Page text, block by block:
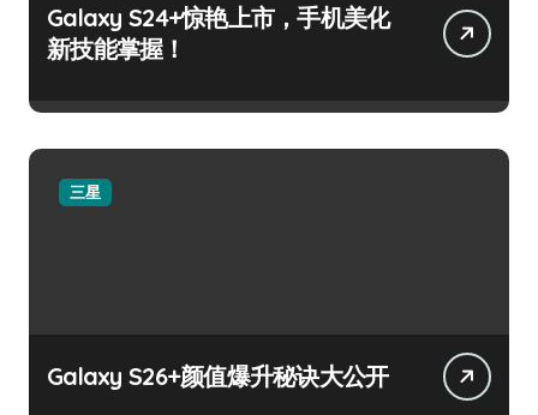
Galaxy S24+惊艳上市，手机美化
新技能掌握！
三星
Galaxy S26+颜值爆升秘诀大公开